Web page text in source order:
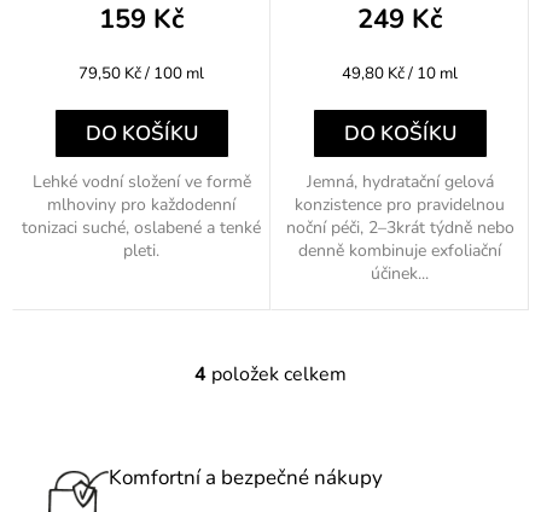
159 Kč
Měrná
79,50 Kč / 100 ml
DO KOŠÍKU
Lehké vodní složení ve formě
mlhoviny pro každodenní
tonizaci suché, oslabené a tenké
pleti.
249 Kč
Měrná
49,80 Kč / 10 ml
DO KOŠÍKU
Jemná, hydratační gelová
konzistence pro pravidelnou
noční péči, 2–3krát týdně nebo
denně kombinuje exfoliační
účinek...
O
á
4 položek celkem
Komfortní a bezpečné nákupy